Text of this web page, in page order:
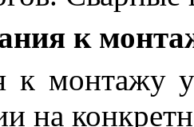
к
к монтажу
на